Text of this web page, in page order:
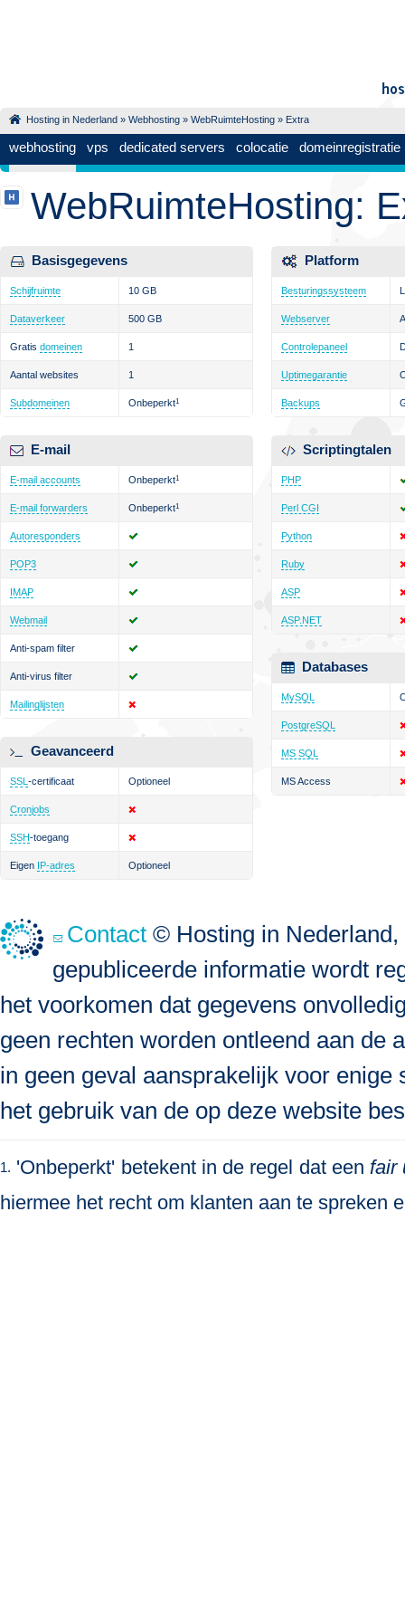
Hosting in Nederland » Webhosting » WebRuimteHosting » Extra
webhosting vps dedicated servers colocatie domeinregistratie
WebRuimteHosting:
Basisgegevens
Schijfruimte 10 GB
Dataverkeer 500 GB
Gratis domeinen 1
Aantal websites 1
Subdomeinen Onbeperkt1
E-mail
E-mail accounts Onbeperkt1
E-mail forwarders Onbeperkt1
Autoresponders
POP3
IMAP
Webmail
Anti-spam filter
Anti-virus filter
Mailinglijsten
Geavanceerd
SSL -certificaat Optioneel
Cronjobs
SSH-toegang
Eigen IP-adres Optioneel
Platform
Besturingssysteem
Webserver
Controlepaneel
Uptimegarantie
Backups
Scriptingtalen
PHP
Perl CGI
Python
Ruby
ASP
ASP.NET
Databases
MySQL
PostgreSQL
MS SQL
MS Access
Contact © Hosting in
gepubliceerde informatie wordt
het voorkomen dat gegevens
geen rechten worden ontleend aan de
in geen geval aansprakelijk voor
het gebruik van de op deze website
1. 'Onbeperkt' betekent in de regel dat een fair
hiermee het recht om klanten aan te spreken